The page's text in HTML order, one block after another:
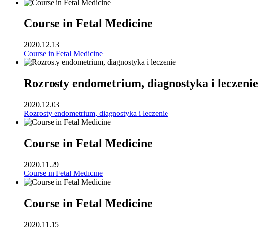
Course in Fetal Medicine
2020.12.13
Course in Fetal Medicine
Rozrosty endometrium, diagnostyka i leczenie
2020.12.03
Rozrosty endometrium, diagnostyka i leczenie
Course in Fetal Medicine
2020.11.29
Course in Fetal Medicine
Course in Fetal Medicine
2020.11.15